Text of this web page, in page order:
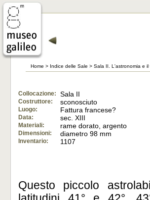
Home > Indice delle Sale > Sala II. L'astronomia e il
Collocazione: Sala II
Costruttore: sconosciuto
Luogo: Fattura francese?
Data: sec. XIII
Materiali: rame dorato, argento
Dimensioni: diametro 98 mm
Inventario: 1107
Questo piccolo